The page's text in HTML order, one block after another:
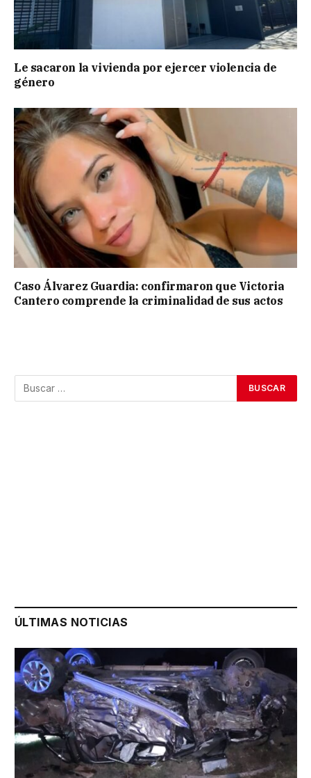
Le sacaron la vivienda por ejercer violencia de
género
Caso Álvarez Guardia: confirmaron que Victoria
Cantero comprende la criminalidad de sus actos
ÚLTIMAS NOTICIAS